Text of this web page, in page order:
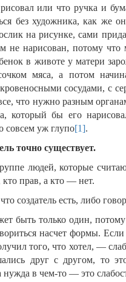
или что ручка и
без художника, как же
на рисунке, сами
не нарисован, потому что
в животе у матери
мяса, а потом
сосудами, с
что нужно разным
который бы его
совсем уж глупо[1].
точно существует.
людей, которые
кто прав, а кто — нет.
создатель есть, либо
быть только один,
насчет формы.
того, что хотел, —
друг с другом, то
нужда в чем-то — это